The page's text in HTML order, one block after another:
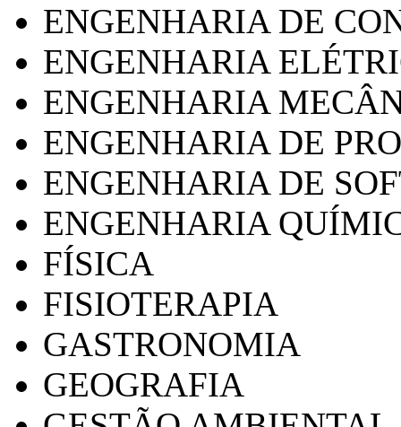
ENGENHARIA DE
ENGENHARIA
ENGENHARIA
ENGENHARIA DE
ENGENHARIA DE
ENGENHARIA
FÍSICA
FISIOTERAPIA
GASTRONOMIA
GEOGRAFIA